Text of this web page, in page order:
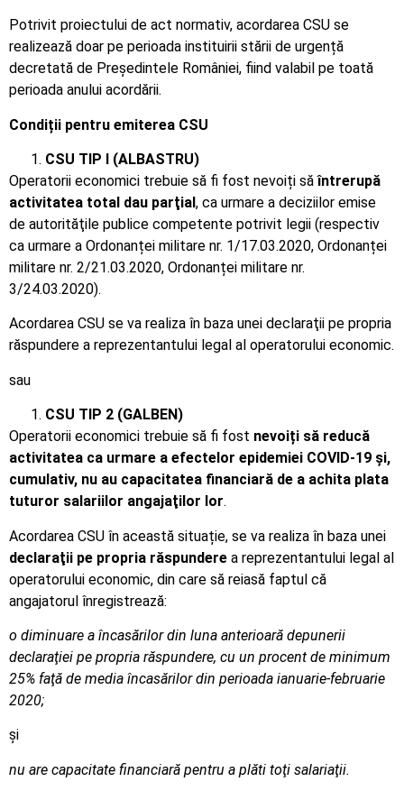
Potrivit proiectului de act normativ, acordarea CSU se
realizează doar pe perioada instituirii stării de urgență
decretată de Președintele României, fiind valabil pe toată
perioada anului acordării.
Condiții pentru emiterea CSU
CSU TIP I (ALBASTRU)
Operatorii economici trebuie să fi fost nevoiți săîntrerupă
activitatea total dau parţial, ca urmare a deciziilor emise
de autorităţile publice competente potrivit legii (respectiv
ca urmare a Ordonanței militare nr. 1/17.03.2020, Ordonanței
militare nr. 2/21.03.2020, Ordonanței militare nr.
3/24.03.2020).
Acordarea CSU se va realiza în baza unei declaraţii pe propria
răspundere a reprezentantului legal al operatorului economic.
sau
CSU TIP 2 (GALBEN)
Operatorii economici trebuie să fi fost nevoiți să reducă
activitatea ca urmare a efectelor epidemiei COVID-19 şi,
cumulativ, nu au capacitatea financiară de a achita plata
tuturor salariilor angajaţilor lor.
Acordarea CSU în această situație, se va realiza în baza unei
declaraţii pe propria răspundere a reprezentantului legal al
operatorului economic, din care să reiasă faptul că
angajatorul înregistrează:
o diminuare a încasărilor din luna anterioară depunerii
declaraţiei pe propria răspundere, cu un procent de minimum
25% faţă de media încasărilor din perioada ianuarie-februarie
2020;
şi
nu are capacitate financiară pentru a plăti toţi salariaţii.